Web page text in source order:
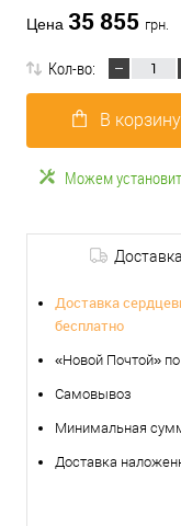
Цена 35 855 грн.
Кол-во:
В корзину
Можем
Доставка
Доставка
бесплатно
«Новой Почтой»
Самовывоз
Минимальная
Доставка